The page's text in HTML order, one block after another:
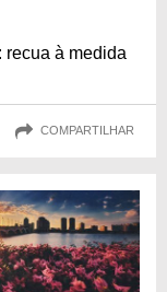
recua à medida
COMPARTILHAR